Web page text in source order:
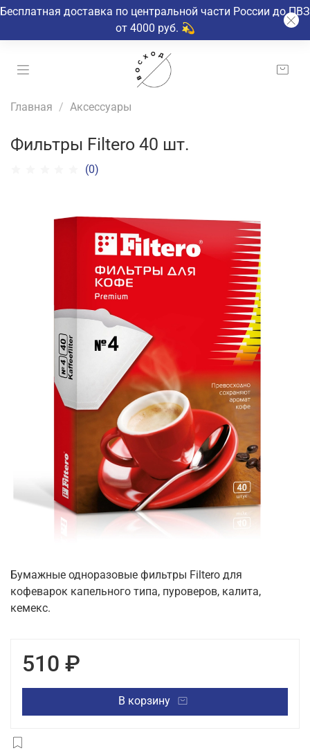
Бесплатная доставка по центральной части России до ПВЗ
от 4000 руб. 💫
Главная Аксессуары
Фильтры Filtero 40 шт.
(0)
Бумажные одноразовые фильтры Filtero для
кофеварок капельного типа, пуроверов, калита,
кемекс.
510 ₽
В корзину